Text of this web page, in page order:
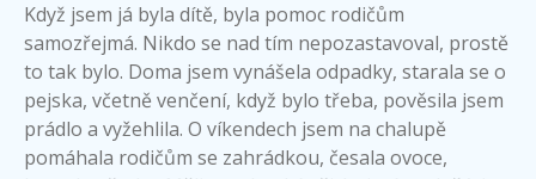
Když jsem já byla dítě, byla pomoc rodičům
samozřejmá. Nikdo se nad tím nepozastavoval, prostě
to tak bylo. Doma jsem vynášela odpadky, starala se o
pejska, včetně venčení, když bylo třeba, pověsila jsem
prádlo a vyžehlila. O víkendech jsem na chalupě
pomáhala rodičům se zahrádkou, česala ovoce,